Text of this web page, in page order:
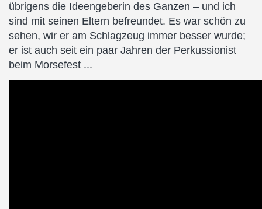
übrigens die Ideengeberin des Ganzen – und ich
sind mit seinen Eltern befreundet. Es war schön zu
sehen, wir er am Schlagzeug immer besser wurde;
er ist auch seit ein paar Jahren der Perkussionist
beim Morsefest ...